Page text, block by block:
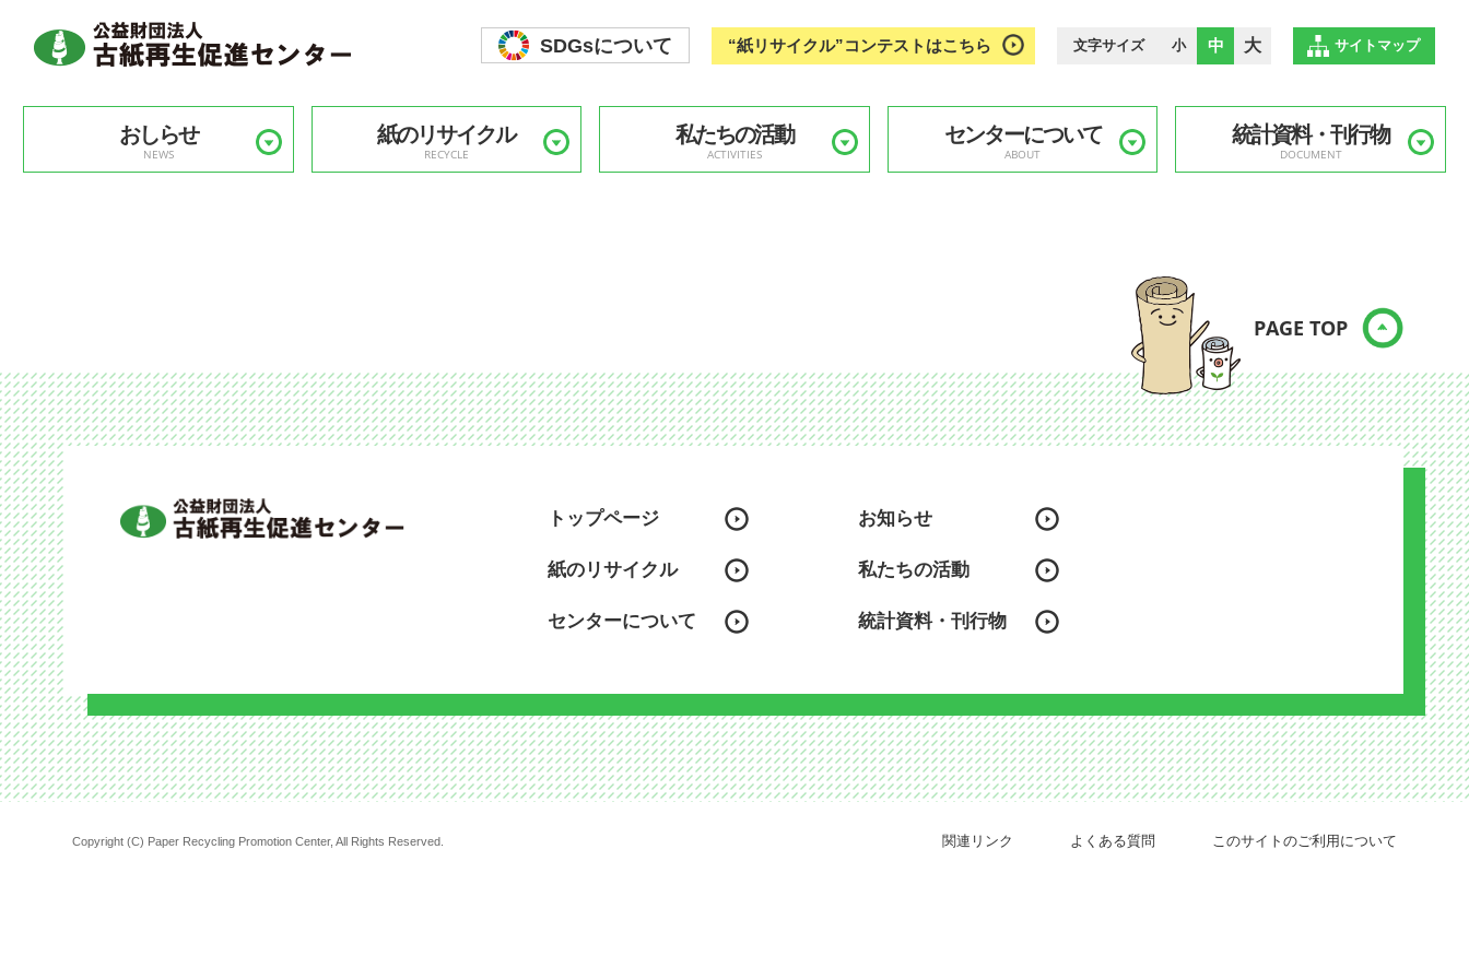
SDGsについて “紙リサイクル”コンテストはこちら 文字サイズ 小 中 大 サイトマップ
おしらせ
NEWS
紙のリサイクル
RECYCLE
私たちの活動
ACTIVITIES
センターについて
ABOUT
統計資料・刊行物
DOCUMENT
PAGE TOP
トップページ お知らせ
紙のリサイクル 私たちの活動
センターについて 統計資料・刊行物
関連リンク よくある質問 このサイトのご利用について
Copyright (C) Paper Recycling Promotion Center, All Rights Reserved.